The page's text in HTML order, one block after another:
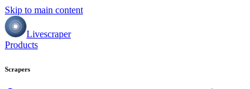
Skip to main content
Livescraper
Products
Scrapers